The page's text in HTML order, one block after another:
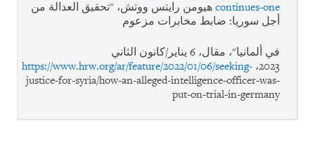
continues-one هيومن رايتس ووتش، "تحقيق العدالة من
أجل سوريا: ضابط مخابرات مزعوم
في ألمانيا"، مقال، 6 يناير/كانون الثاني
2023، https://www.hrw.org/ar/feature/2022/01/06/seeking-
justice-for-syria/how-an-alleged-intelligence-officer-was-
put-on-trial-in-germany